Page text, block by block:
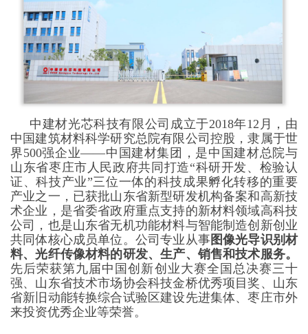
中建材光芯科技有限公司成立于2018年12月，由
中国建筑材料科学研究总院有限公司控股，隶属于世
界500强企业——中国建材集团，是中国建材总院与
山东省枣庄市人民政府共同打造“科研开发、检验认
证、科技产业”三位一体的科技成果孵化转移的重要
产业之一，已获批山东省新型研发机构备案和高新技
术企业，是省委省政府重点支持的新材料领域高科技
公司，也是山东省无机功能材料与智能制造创新创业
共同体核心成员单位。公司专业从事图像光导识别材
料、光纤传像材料的研发、生产、销售和技术服务。
先后荣获第九届中国创新创业大赛全国总决赛三十
强、山东省技术市场协会科技金桥优秀项目奖、山东
省新旧动能转换综合试验区建设先进集体、枣庄市外
来投资优秀企业等荣誉。